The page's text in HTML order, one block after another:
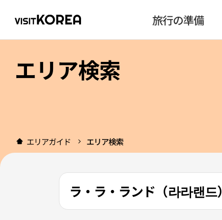
旅行の準備
エリア検索
エリアガイド エリア検索
ラ・ラ・ランド（라라랜드）